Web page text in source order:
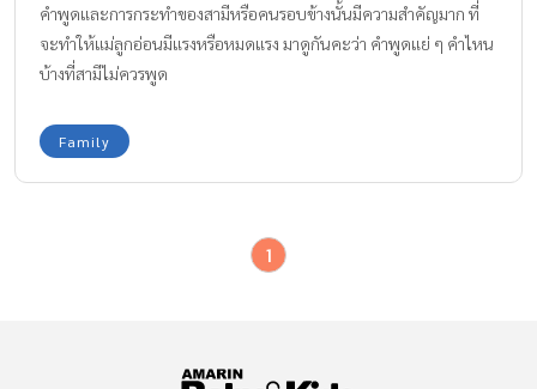
คำพูดและการกระทำของสามีหรือคนรอบข้างนั้นมีความสำคัญมาก ที่
จะทำให้แม่ลูกอ่อนมีแรงหรือหมดแรง มาดูกันคะว่า คำพูดแย่ ๆ คำไหน
บ้างที่สามีไม่ควรพูด
Family
1